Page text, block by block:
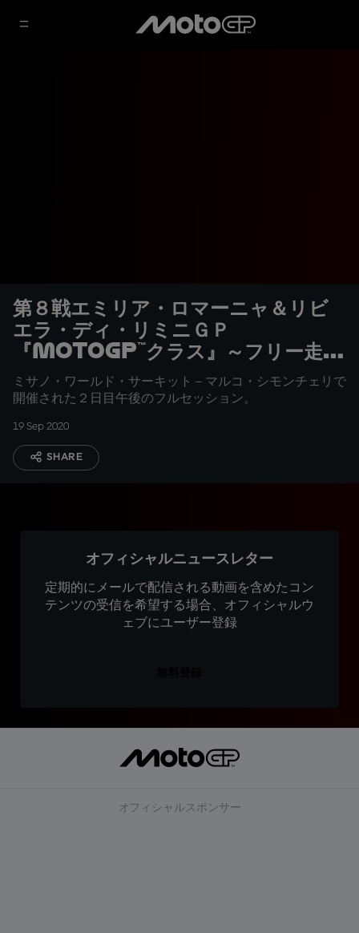
第８戦エミリア・ロマーニャ＆リビ
エラ・ディ・リミニＧＰ
『MotoGP™クラス』～フリー走行
４
ミサノ・ワールド・サーキット－マルコ・シモンチェリで
開催された２日目午後のフルセッション。
19 Sep 2020
SHARE
オフィシャルニュースレター
定期的にメールで配信される動画を含めたコン
テンツの受信を希望する場合、オフィシャルウ
ェブにユーザー登録
オフィシャルスポンサー